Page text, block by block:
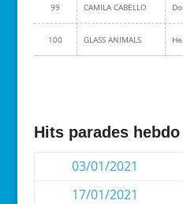
99 CAMILA CABELLO
100 GLASS ANIMALS
Hits parades hebdo
03/01/2021
17/01/2021